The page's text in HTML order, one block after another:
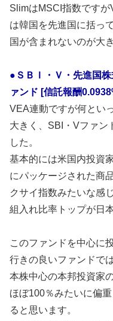
SlimはMSCI指数です
は韓国を先進国に括っ
国が含まれないのが大
●ＳＢＩ・Ｖ・先進国
ァンド [信託報酬
VEA連動ですが何とい
大きく、SBI・Vファン
した。
基本的には米国内投資
にパッケージされた商
クサイ指数みたいな感
組入れ比率トップが日
このファンドを中心に
行きの良いファンドで
本株中心の本邦投資家
ほぼ100％みたいに偏
ると思います。